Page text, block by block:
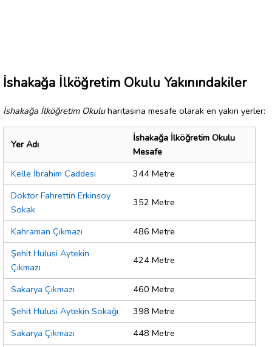
İshakağa İlköğretim Okulu Yakınındakiler
İshakağa İlköğretim Okuluharitasına mesafe olarak en yakın yerler:
Yer Adı
İshakağa İlköğretim Okulu
Mesafe
Kelle İbrahim Caddesi
344 Metre
Doktor Fahrettin Erkinsoy
Sokak
352 Metre
Kahraman Çıkmazı
486 Metre
Şehit Hulusi Aytekin
Çıkmazı
424 Metre
Sakarya Çıkmazı
460 Metre
Şehit Hulusi Aytekin Sokağı
398 Metre
Sakarya Çıkmazı
448 Metre